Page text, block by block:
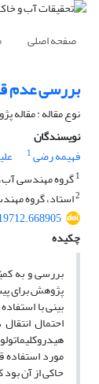
صفحه اصلی
بررسی عدم
نوع مقاله : مقاله
نویسندگان
فهیمه رضی1
1گروه مهندسی آب،
2استاد، گروه
چکیده
بررسی و به
پژوهش برای
بینی با
مورد استفاده
حاکی از آن